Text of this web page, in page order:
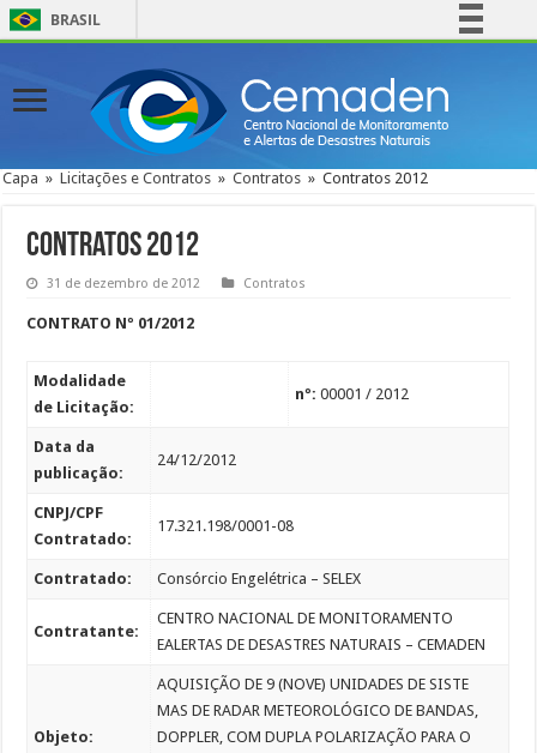
BRASIL
Comunica BR
Participe
Acesso à informação
Capa » Licitações e Contratos » Contratos » Contratos 2012
Contratos 2012
31 de dezembro de 2012 Contratos
CONTRATO Nº 01/2012
Modalidade
de Licitação:
nº:00001 / 2012
Data da
publicação:
24/12/2012
CNPJ/CPF
Contratado:
17.321.198/0001-08
Contratado: Consórcio Engelétrica – SELEX
Contratante:
CENTRO NACIONAL DE MONITORAMENTO
EALERTAS DE DESASTRES NATURAIS – CEMADEN
Objeto:
AQUISIÇÃO DE 9 (NOVE) UNIDADES DE SISTE
MAS DE RADAR METEOROLÓGICO DE BANDAS,
DOPPLER, COM DUPLA POLARIZAÇÃO PARA O